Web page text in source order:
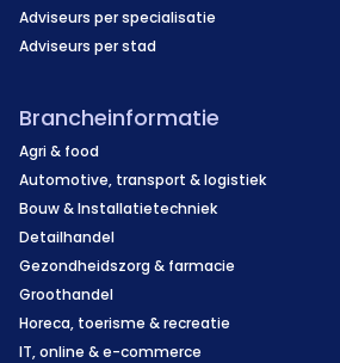
Adviseurs per specialisatie
Adviseurs per stad
Brancheinformatie
Agri & food
Automotive, transport & logistiek
Bouw & Installatietechniek
Detailhandel
Gezondheidszorg & farmacie
Groothandel
Horeca, toerisme & recreatie
IT, online & e-commerce